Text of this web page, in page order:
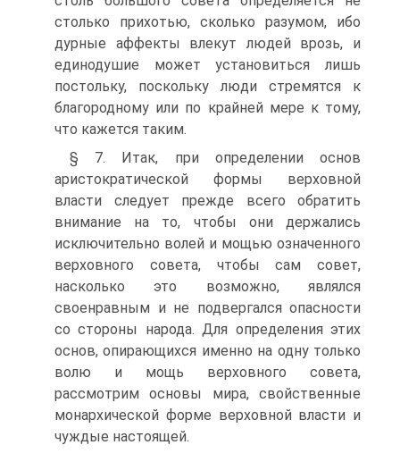
столько прихотью, сколько разумом, ибо
дурные аффекты влекут людей врозь, и
единодушие может установиться лишь
постольку, поскольку люди стремятся к
благородному или по крайней мере к тому,
что кажется таким.
§ 7. Итак, при определении основ
аристократической формы верховной
власти следует прежде всего обратить
внимание на то, чтобы они держались
исключительно волей и мощью означенного
верховного совета, чтобы сам совет,
насколько это возможно, являлся
своенравным и не подвергался опасности
со стороны народа. Для определения этих
основ, опирающихся именно на одну только
волю и мощь верховного совета,
рассмотрим основы мира, свойственные
монархической форме верховной власти и
чуждые настоящей.